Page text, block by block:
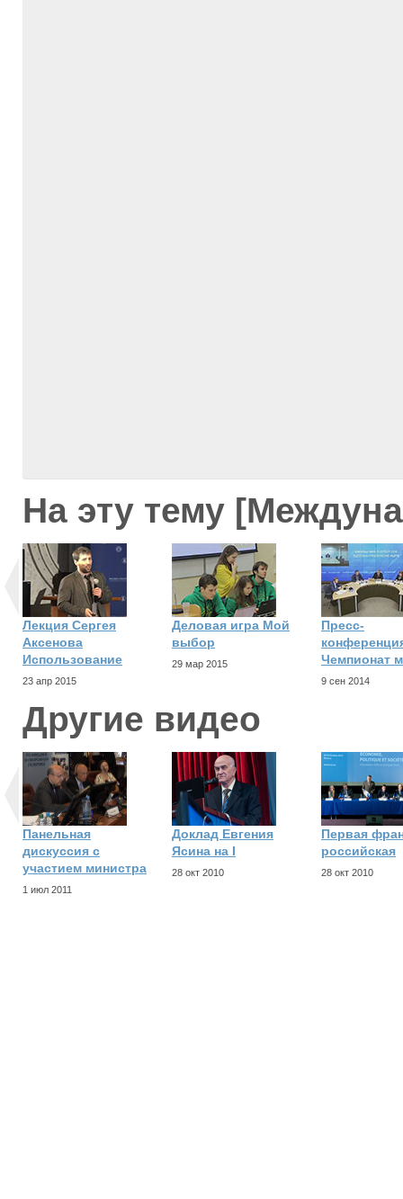
На эту тему
Лекция Сергея
Аксенова
Использование
23 апр 2015
Деловая игра Мой
выбор
29 мар 2015
Пресс-
Чемпионат
9 сен 2014
Другие видео
Панельная
дискуссия с
участием министра
1 июл 2011
Доклад Евгения
Ясина на I
28 окт 2010
Первая
российская
28 окт 2010